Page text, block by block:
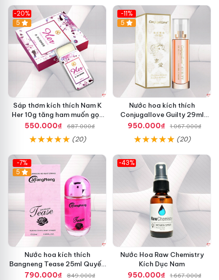
-20%
5
Sáp thơm kích thích Nam K
Her 10g tăng ham muốn gọn
nhẹ tiện lợi
550.000₫ 687.000₫
(20)
-11%
5
Nước hoa kích thích
Conjugallove Guilty 29ml
Pheromone quyến rũ
950.000₫ 1.067.000₫
(20)
-7%
5
Nước hoa kích thích
Bangneng Tease 25ml Quyến
rũ Tự tin Thu hút
790.000₫ 849.000₫
-43%
Nước Hoa Raw Chemistry
Kích Dục Nam
950.000₫
1.667.000₫